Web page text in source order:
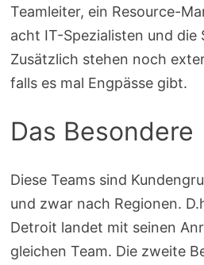
Teamleiter, ein Resource-
acht IT-Spezialisten und die
Zusätzlich stehen noch
falls es mal Engpässe gibt.
Das Besondere
Diese Teams sind
und zwar nach Regionen.
Detroit landet mit seinen
gleichen Team. Die zweite